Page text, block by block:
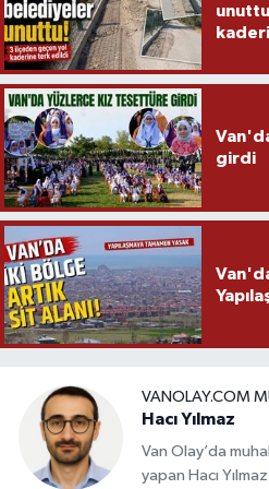
girdi
VANOLAY.COM
Hacı Yılmaz
Van Olay’da
yapan Hacı